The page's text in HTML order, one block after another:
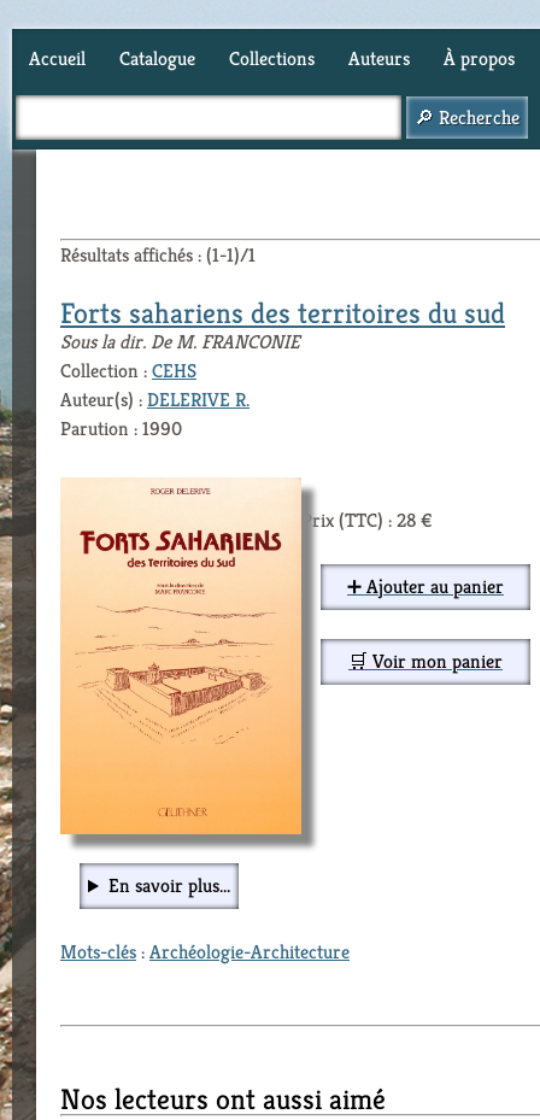
Accueil Catalogue Collections Auteurs À propos
Résultats affichés : (1-1)/1
Forts sahariens des territoires du sud
Sous la dir. De M. FRANCONIE
Collection :CEHS
Auteur(s) :DELERIVE R.
Parution : 1990
Prix (TTC) : 28 €
➕ Ajouter au panier
🛒 Voir mon panier
En savoir plus...
Mots-clés:Archéologie-Architecture
Nos lecteurs ont aussi aimé